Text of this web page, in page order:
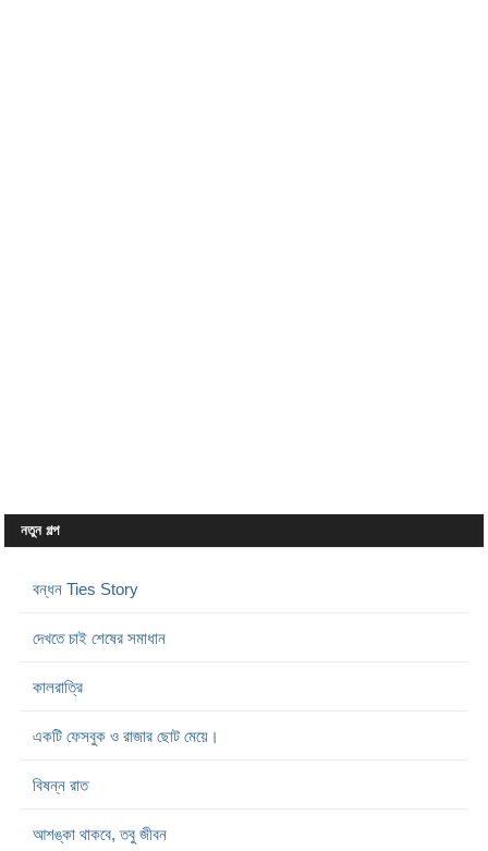
নতুন গল্প
বন্ধন Ties Story
দেখতে চাই শেষের সমাধান
কালরাত্রি
একটি ফেসবুক ও রাজার ছোট মেয়ে।
বিষন্ন রাত
আশঙ্কা থাকবে, তবু জীবন